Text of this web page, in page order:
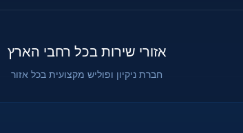
אזורי שירות בכל רחבי הארץ
חברת ניקיון ופוליש מקצועית בכל אזור